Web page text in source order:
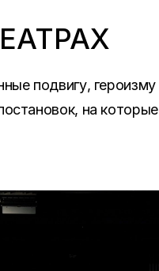
подвигу, героизму
на которые